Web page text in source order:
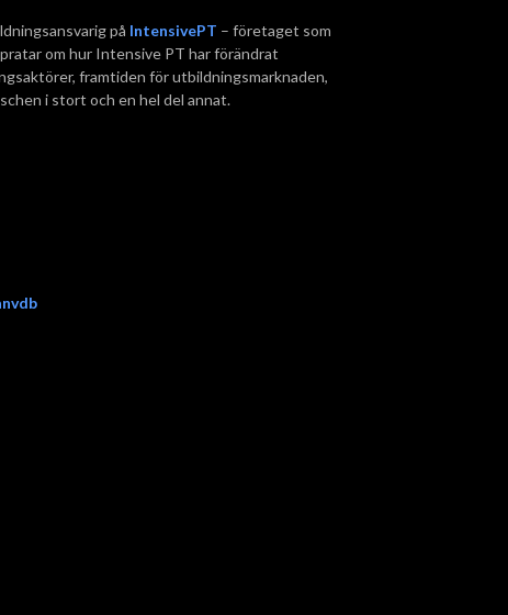
på IntensivePT – företaget som
om hur Intensive PT har förändrat
framtiden för utbildningsmarknaden,
i stort och en hel del annat.